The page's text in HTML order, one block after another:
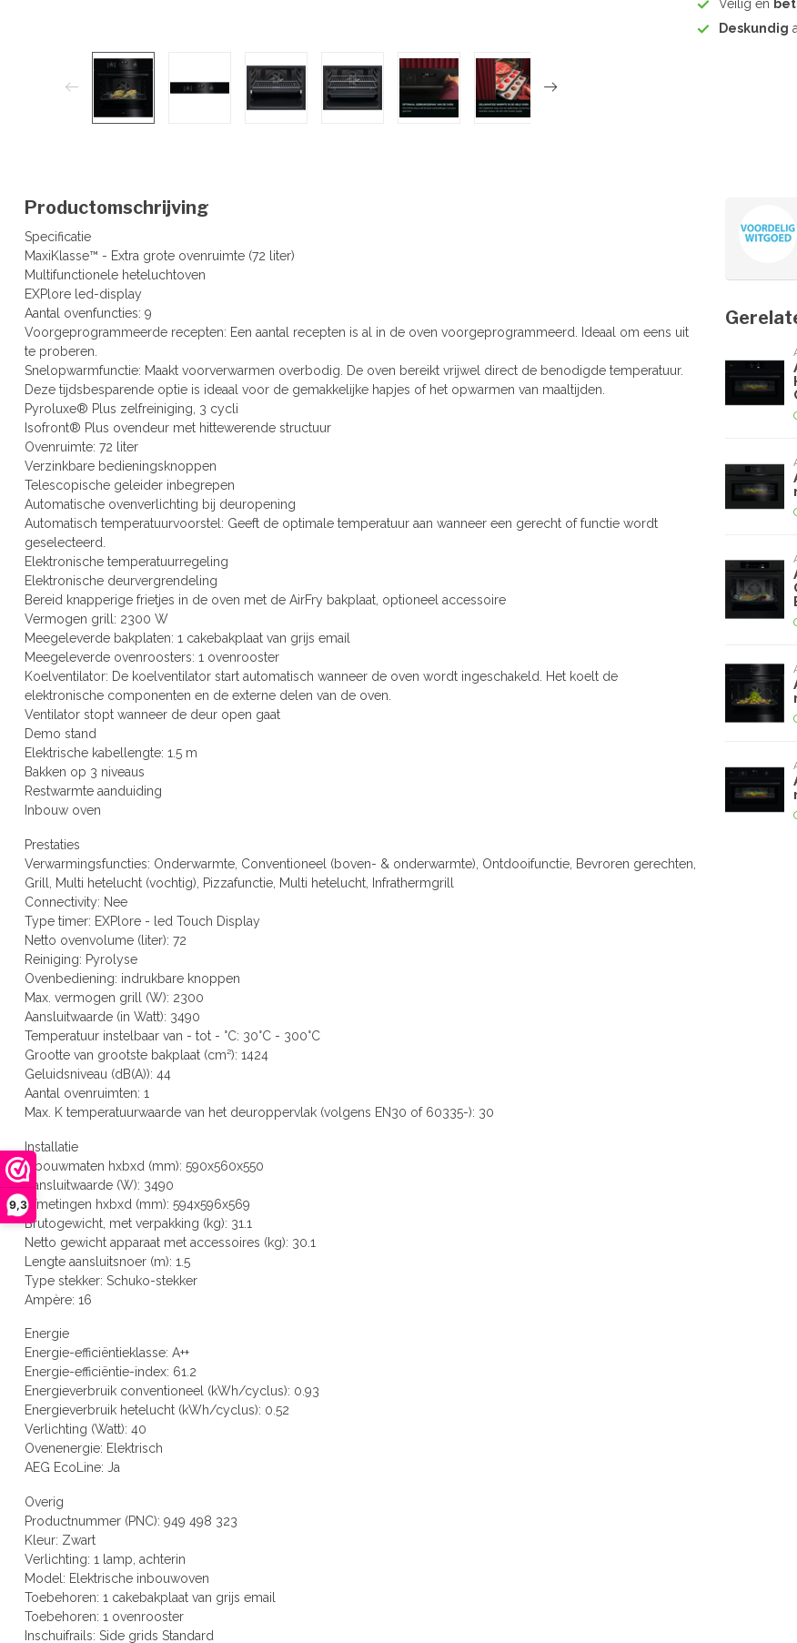
9,3
Veilig en
Deskundig
Productomschrijving
Specificatie
MaxiKlasse™ - Extra grote ovenruimte (72 liter)
Multifunctionele heteluchtoven
EXPlore led-display
Aantal ovenfuncties: 9
Voorgeprogrammeerde recepten: Een aantal recepten is al in de oven voorgeprogrammeerd. Ideaal om eens uit
te proberen.
Snelopwarmfunctie: Maakt voorverwarmen overbodig. De oven bereikt vrijwel direct de benodigde temperatuur.
Deze tijdsbesparende optie is ideaal voor de gemakkelijke hapjes of het opwarmen van maaltijden.
Pyroluxe® Plus zelfreiniging, 3 cycli
Isofront® Plus ovendeur met hittewerende structuur
Ovenruimte: 72 liter
Verzinkbare bedieningsknoppen
Telescopische geleider inbegrepen
Automatische ovenverlichting bij deuropening
Automatisch temperatuurvoorstel: Geeft de optimale temperatuur aan wanneer een gerecht of functie wordt
geselecteerd.
Elektronische temperatuurregeling
Elektronische deurvergrendeling
Bereid knapperige frietjes in de oven met de AirFry bakplaat, optioneel accessoire
Vermogen grill: 2300 W
Meegeleverde bakplaten: 1 cakebakplaat van grijs email
Meegeleverde ovenroosters: 1 ovenrooster
Koelventilator: De koelventilator start automatisch wanneer de oven wordt ingeschakeld. Het koelt de
elektronische componenten en de externe delen van de oven.
Ventilator stopt wanneer de deur open gaat
Demo stand
Elektrische kabellengte: 1.5 m
Bakken op 3 niveaus
Restwarmte aanduiding
Inbouw oven
Prestaties
Verwarmingsfuncties: Onderwarmte, Conventioneel (boven- & onderwarmte), Ontdooifunctie, Bevroren gerechten,
Grill, Multi hetelucht (vochtig), Pizzafunctie, Multi hetelucht, Infrathermgrill
Connectivity: Nee
Type timer: EXPlore - led Touch Display
Netto ovenvolume (liter): 72
Reiniging: Pyrolyse
Ovenbediening: indrukbare knoppen
Max. vermogen grill (W): 2300
Aansluitwaarde (in Watt): 3490
Temperatuur instelbaar van - tot - °C: 30°C - 300°C
Grootte van grootste bakplaat (cm²): 1424
Geluidsniveau (dB(A)): 44
Aantal ovenruimten: 1
Max. K temperatuurwaarde van het deuroppervlak (volgens EN30 of 60335-): 30
Installatie
Inbouwmaten hxbxd (mm): 590x560x550
Aansluitwaarde (W): 3490
Afmetingen hxbxd (mm): 594x596x569
Brutogewicht, met verpakking (kg): 31.1
Netto gewicht apparaat met accessoires (kg): 30.1
Lengte aansluitsnoer (m): 1.5
Type stekker: Schuko-stekker
Ampère: 16
Energie
Energie-efficiëntieklasse: A++
Energie-efficiëntie-index: 61.2
Energieverbruik conventioneel (kWh/cyclus): 0.93
Energieverbruik hetelucht (kWh/cyclus): 0.52
Verlichting (Watt): 40
Ovenenergie: Elektrisch
AEG EcoLine: Ja
Overig
Productnummer (PNC): 949 498 323
Kleur: Zwart
Verlichting: 1 lamp, achterin
Model: Elektrische inbouwoven
Toebehoren: 1 cakebakplaat van grijs email
Toebehoren: 1 ovenrooster
Inschuifrails: Side grids Standard